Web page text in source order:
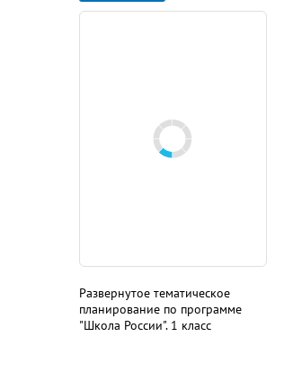
Развернутое тематическое
планирование по программе
"Школа России". 1 класс